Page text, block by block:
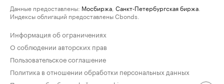
Данные предоставлены: Мосбиржа Санкт-Петербургская биржа
Индексы облигаций предоставлены Cbonds.
Информация об ограничениях
О соблюдении авторских прав
Пользовательское соглашение
Политика в отношении обработки персональных данных